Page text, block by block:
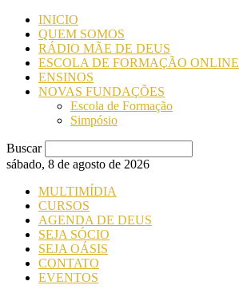
INICIO
QUEM SOMOS
RÁDIO MÃE DE DEUS
ESCOLA DE FORMAÇÃO ONLINE
ENSINOS
NOVAS FUNDAÇÕES
Escola de Formação
Simpósio
Buscar
sábado, 8 de agosto de 2026
MULTIMÍDIA
CURSOS
AGENDA DE DEUS
SEJA SÓCIO
SEJA OÁSIS
CONTATO
EVENTOS